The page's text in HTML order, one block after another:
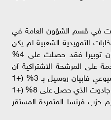
في قسم الشؤون العامة في
التمهيدية الشعبية لم يكن
لها أي تأثير على ترشيح كريستيان توبيرا فقد حصلت على 4%
على المرشحة الاشتراكية آن
هيدالجو المستقرة عند 3% والشيوعي فابيان روسيل بـ 3% (+1
نقطة) ، وخلف عالم البيئة يانيك جادوت الذي حصل على 8% (+1
فرنسا المتمردة المستقر